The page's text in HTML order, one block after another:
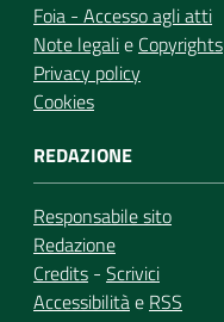
Foia - Accesso agli atti
Note legalie Copyrights
Privacy policy
Cookies
REDAZIONE
Responsabile sito
Redazione
Credits - Scrivici
Accessibilitàe RSS